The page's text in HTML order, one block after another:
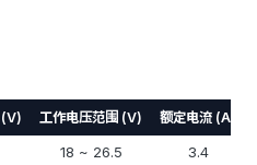
(V) 工作电压范围 (V) 额定电流 (A)
18 ~ 26.5
3.4